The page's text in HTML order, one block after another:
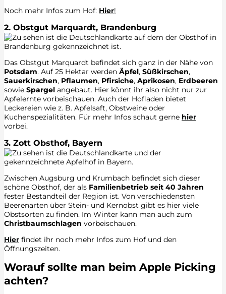
Noch mehr Infos zum Hof: Hier!
2. Obstgut Marquardt, Brandenburg
Das Obstgut Marquardt befindet sich ganz in der Nähe von
Potsdam. Auf 25 Hektar werden Äpfel, Süßkirschen,
Sauerkirschen, Pflaumen, Pfirsiche, Aprikosen, Erdbeeren
sowie Spargel angebaut. Hier könnt ihr also nicht nur zur
Apfelernte vorbeischauen. Auch der Hofladen bietet
Leckereien wie z. B. Apfelsaft, Obstweine oder
Kuchenspezialitäten. Für mehr Infos schaut gerne hier
vorbei.
3. Zott Obsthof, Bayern
Zwischen Augsburg und Krumbach befindet sich dieser
schöne Obsthof, der als Familienbetrieb seit 40 Jahren
fester Bestandteil der Region ist. Von verschiedensten
Beerenarten über Stein- und Kernobst gibt es hier viele
Obstsorten zu finden. Im Winter kann man auch zum
Christbaumschlagen vorbeischauen.
Hier findet ihr noch mehr Infos zum Hof und den
Öffnungszeiten.
Worauf sollte man beim Apple Picking
achten?